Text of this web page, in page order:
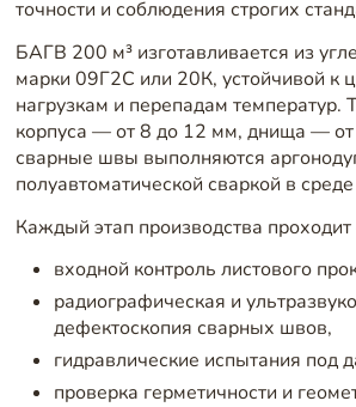
точности и соблюдения строгих
БАГВ 200 м³ изготавливается из
марки 09Г2С или 20К, устойчивой к
нагрузкам и перепадам температур.
корпуса — от 8 до 12 мм, днища —
сварные швы выполняются
полуавтоматической сваркой в
Каждый этап производства проходит
входной контроль листового
радиографическая и
дефектоскопия сварных швов,
гидравлические испытания под
проверка герметичности и